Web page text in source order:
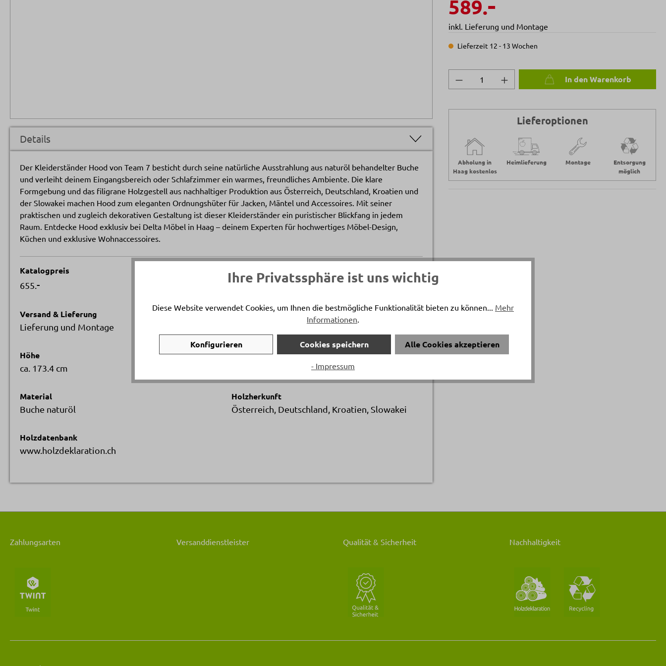
589.
inkl. Lieferung und Montage
Lieferzeit 12 - 13 Wochen
Produkt Anzahl: Gib denIn den Warenkorb
Lieferoptionen
Abholung in
Haag kostenlos
Heimlieferung Montage
Entsorgung
möglich
Details
Der Kleiderständer Hood von Team 7 besticht durch seine natürliche Ausstrahlung aus naturöl behandelter Buche
und verleiht deinem Eingangsbereich oder Schlafzimmer ein warmes, freundliches Ambiente. Die klare
Formgebung und das filigrane Holzgestell aus nachhaltiger Produktion aus Österreich, Deutschland, Kroatien und
der Slowakei machen Hood zum eleganten Ordnungshüter für Jacken, Mäntel und Accessoires. Mit seiner
praktischen und zugleich dekorativen Gestaltung ist dieser Kleiderständer ein puristischer Blickfang in jedem
Raum. Entdecke Hood exklusiv bei Delta Möbel in Haag – deinem Experten für hochwertiges Möbel-Design,
Küchen und exklusive Wohnaccessoires.
Katalogpreis
655.-
Artikelnummer
11568.3.
Versand & Lieferung
Lieferung und Montage
Breite
Höhe
ca. 173.4 cm
Tiefe
Material
Buche naturöl
Holzherkunft
Österreich, Deutschland, Kroatien, Slowakei
Holzdatenbank
www.holzdeklaration.ch
Zahlungsarten Versanddienstleister Qualität & Sicherheit Nachhaltigkeit
Ihre Privatssphäre ist uns wichtig
Diese Website verwendet Cookies, um Ihnen die bestmögliche Funktionalität bieten zu können... Mehr
Informationen
Konfigurieren Cookies speichern Alle Cookies akzeptieren
- Impressum